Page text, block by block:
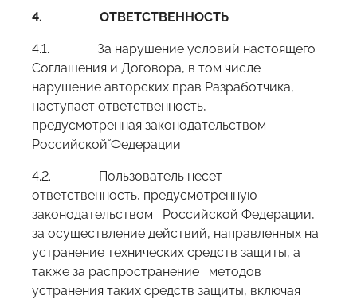
4. ОТВЕТСТВЕННОСТЬ
4.1. За нарушение условий настоящего
Соглашения и Договора, в том числе
нарушение авторских прав Разработчика,
наступает ответственность,
предусмотренная законодательством
Российской̆ Федерации.
4.2. Пользователь несет
ответственность, предусмотренную
законодательством Российской Федерации,
за осуществление действий, направленных на
устранение технических средств защиты, а
также за распространение методов
устранения таких средств защиты, включая